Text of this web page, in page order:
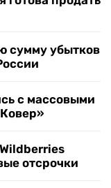
сумму убытков
с массовыми
отсрочки